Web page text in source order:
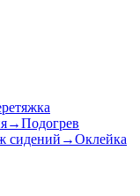
→Подогрев
сидений →Оклейка